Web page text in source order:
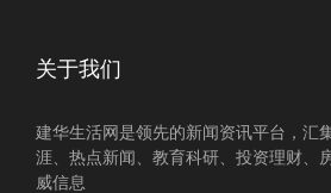
关于我们
建华生活网是领先的新闻资讯平台，汇
涯、热点新闻、教育科研、投资理财、
威信息